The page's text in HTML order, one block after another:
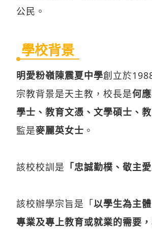
公民。
學校背景
明愛粉嶺陳震夏中學創立於
宗教背景是天主教，校長是何
學士、教育文憑、文學碩士、教
監是麥麗英女士 。
該校校訓是 「忠誠勤樸、敬主愛
該校辦學宗旨是「以學生為主
專業及專上教育或就業的需要